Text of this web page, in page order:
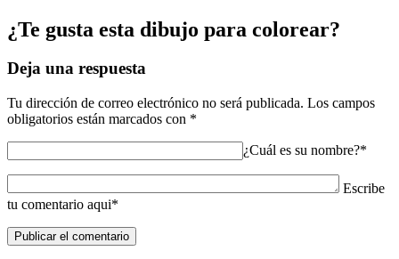
¿Te gusta esta dibujo para colorear?
Deja una respuesta
Tu dirección de correo electrónico no será publicada. Los campos
obligatorios están marcados con *
¿Cuál es su nombre?*
Escribe
tu comentario aqui*